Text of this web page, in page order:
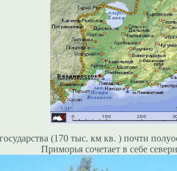
(170 тыс. км кв. ) почти
Приморья сочетает в себе